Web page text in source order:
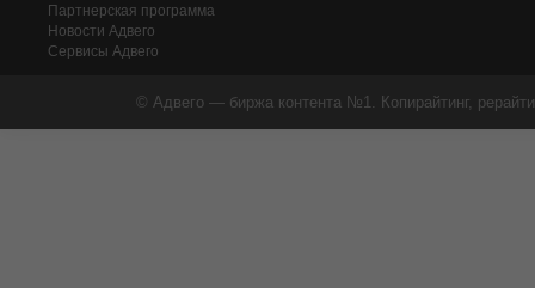
Партнерская программа
Новости Адвего
Сервисы Адвего
© Адвего — биржа контента №1. Копирайтинг,